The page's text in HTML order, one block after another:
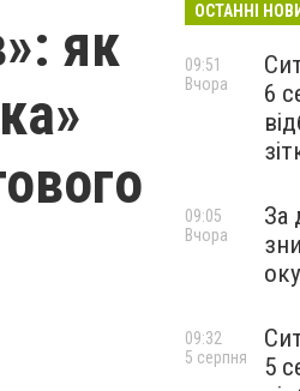
як
ОСТАННІ
6
09:51
Вчора
За
09:05
Вчора
5
09:32
5 серпня